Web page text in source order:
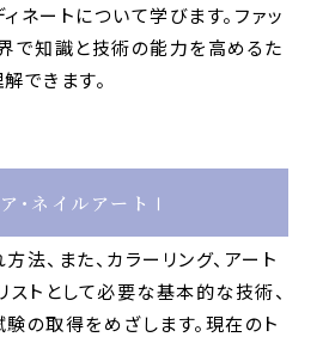
ネートについて学びます。ファッ
で知識と技術の能力を高めるた
できます。
･ネイルアートⅠ
法、また、カラーリング、アート
ストとして必要な基本的な技術、
の取得をめざします。現在のト